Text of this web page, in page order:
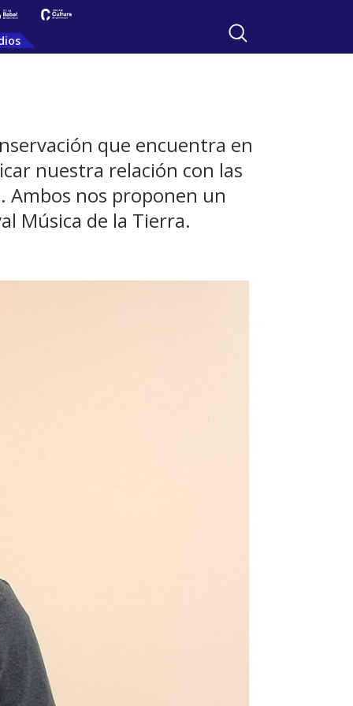
que encuentra en
nuestra relación con las
Ambos nos proponen un
Música de la Tierra.